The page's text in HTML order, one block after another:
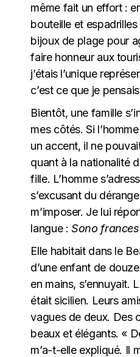
même fait un effort :
bouteille et
bijoux de plage pour
faire honneur aux
j’étais l’unique
c’est ce que je
Bientôt, une famille
mes côtés. Si
un accent, il ne
quant à la nationalité
fille. L’homme
s’excusant du
m’imposer. Je lui
langue :Sono
Elle habitait dans le
d’une enfant de
en mains, s’ennuyait.
était sicilien. Leurs
vagues de deux. Des
beaux et élégants. «
m’a-t-elle expliqué. Il